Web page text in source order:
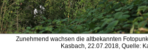
Zunehmend wachsen die altbekannten
Kasbach, 22.07.2018, Quelle: